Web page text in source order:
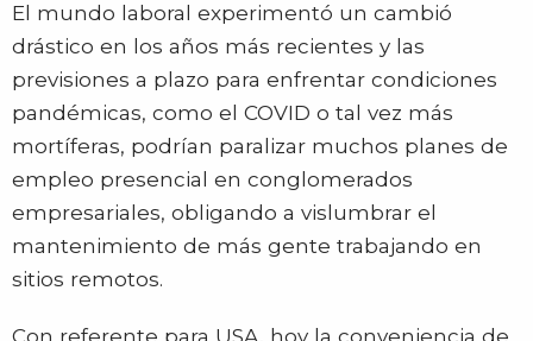
El mundo laboral experimentó un cambió
drástico en los años más recientes y las
previsiones a plazo para enfrentar condiciones
pandémicas, como el COVID o tal vez más
mortíferas, podrían paralizar muchos planes de
empleo presencial en conglomerados
empresariales, obligando a vislumbrar el
mantenimiento de más gente trabajando en
sitios remotos.
Con referente para USA, hoy la conveniencia de